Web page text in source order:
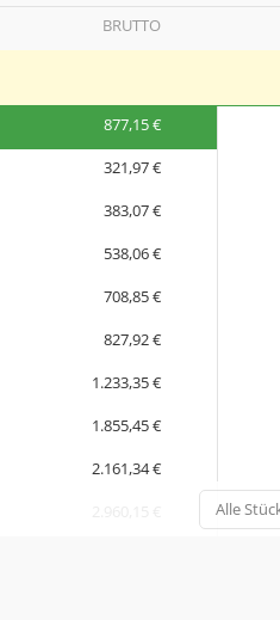
BRUTTO
877,15 €
321,97 €
383,07 €
538,06 €
708,85 €
827,92 €
1.233,35 €
1.855,45 €
2.161,34 €
Alle